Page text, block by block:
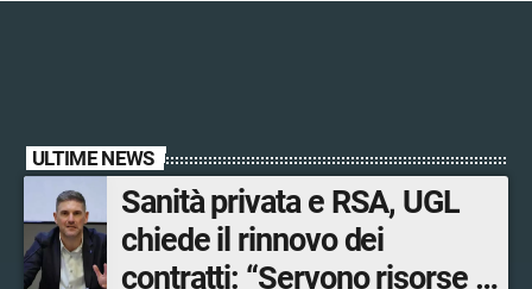
ULTIME NEWS
Sanità privata e RSA, UGL
chiede il rinnovo dei
contratti: “Servono risorse e